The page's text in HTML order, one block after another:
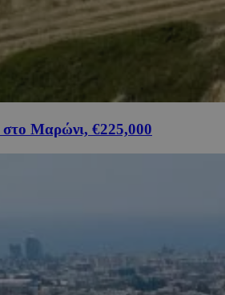
στο Μαρώνι, €225,000